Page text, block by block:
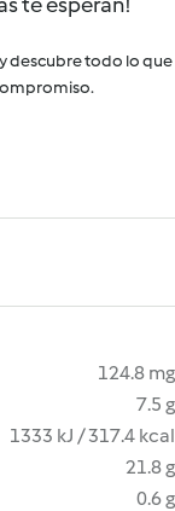
descubre todo lo que
124.8 mg
7.5 g
1333 kJ / 317.4 kcal
21.8 g
0.6 g